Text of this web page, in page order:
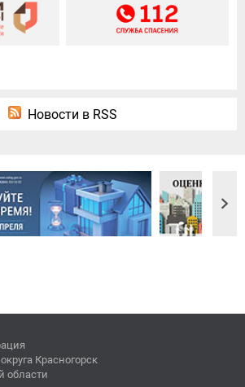
Новости в RSS
Красногорск
области